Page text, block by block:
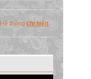
. Hệ thống chỉ hiển